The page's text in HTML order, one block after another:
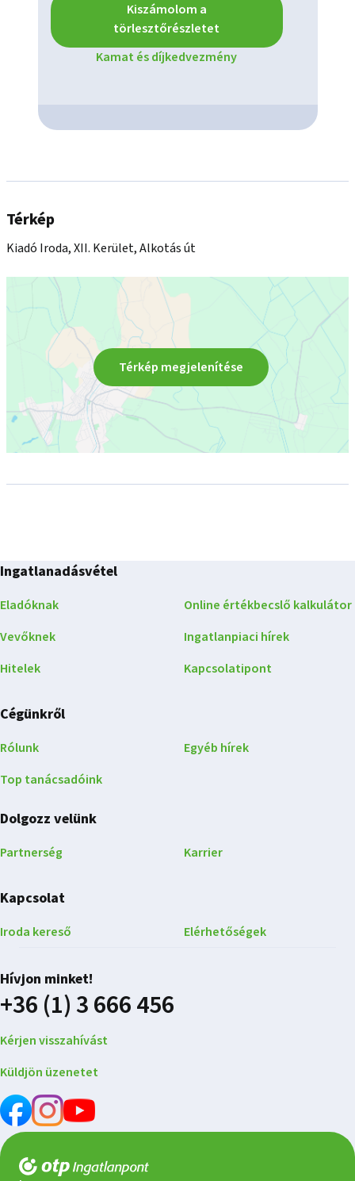
Kiszámolom a
törlesztőrészletet
Kamat és díjkedvezmény
Térkép
Kiadó Iroda, XII. Kerület, Alkotás út
Térkép megjelenítése
Ingatlanadásvétel
Eladóknak
Vevőknek
Hitelek
Online értékbecslő kalkulátor
Ingatlanpiaci hírek
Kapcsolatipont
Cégünkről
Rólunk
Top tanácsadóink
Egyéb hírek
Dolgozz velünk
Partnerség Karrier
Kapcsolat
Iroda kereső Elérhetőségek
Hívjon minket!
+36 (1) 3 666 456
Kérjen visszahívást
Küldjön üzenetet